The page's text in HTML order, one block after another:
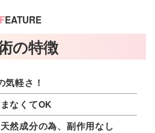
FEATURE
の特徴
気軽さ！
なくてOK
然成分の為、副作用なし